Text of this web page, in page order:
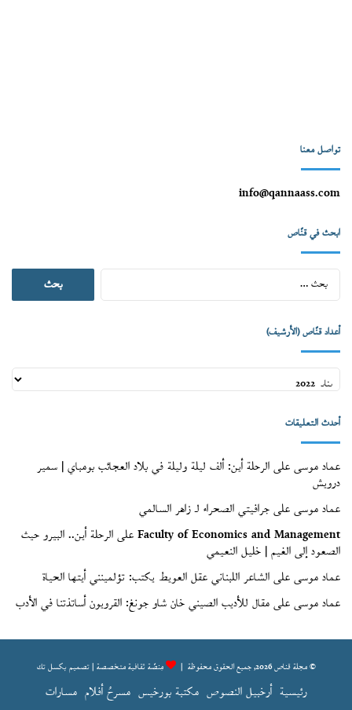
تواصل معنا
info@qannaass.com
ابحث في قنّاص
البحث
عن:
أعداد قنّاص (الأرشيف)
أعداد
قنّاص
(الأرشيف)
أحدث التعليقات
عماد موسىعلىالرحلة أين: ألف ليلة وليلة في بلاد العجائب بومباي | سمير
درويش
عماد موسىعلىجرافيتي الصحراء لـ زاهر السالمي
Faculty of Economics and Managementعلىالرحلة أين.. البيرو حيث
الصعود إلى الغيم | خليل النعيمي
عماد موسىعلىالشاعر اللبناني عقل العويط يكتب: تؤلمينني أيتها الحياة
عماد موسىعلىمقال للأديب الصيني خان شاو جونغ: القرويون أساتذتنا في الأدب
© مجلة قناص 2026, جميع الحقوق محفوظة | مِنصّة ثقافية متخصصة | تصميمبكسل تك
رئيسية أرخبيل النصوص مكتبة بورخيس مسرحُ أفلام مسارات